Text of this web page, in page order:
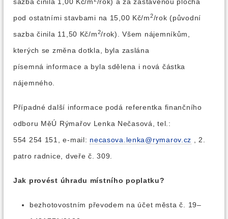
pod ostatními stavbami na 15,00 Kč/m2/rok (původní
sazba činila 11,50 Kč/m2/rok). Všem nájemníkům,
kterých se změna dotkla, byla zaslána
písemná informace a byla sdělena i nová částka
nájemného.
Případné další informace podá referentka finančního
odboru MěÚ Rýmařov Lenka Nečasová, tel.:
554 254 151, e-mail: necasova.lenka@rymarov.cz , 2.
patro radnice, dveře č. 309.
Jak provést úhradu místního poplatku?
bezhotovostním převodem na účet města č. 19–